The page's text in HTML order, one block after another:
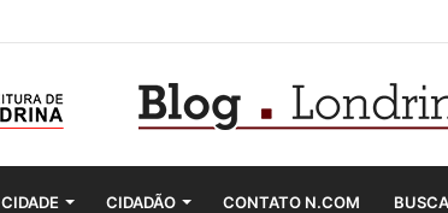
CIDADE CIDADÃO CONTATO N.COM